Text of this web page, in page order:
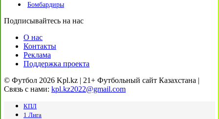
Бомбардиры
Подписывайтесь на нас
О нас
Контакты
Реклама
Поддержка проекта
© Футбол 2026 Kpl.kz | 21+ Футбольный сайт Казахстана |
Связь с нами: kpl.kz2022@gmail.com
КПЛ
1 Лига